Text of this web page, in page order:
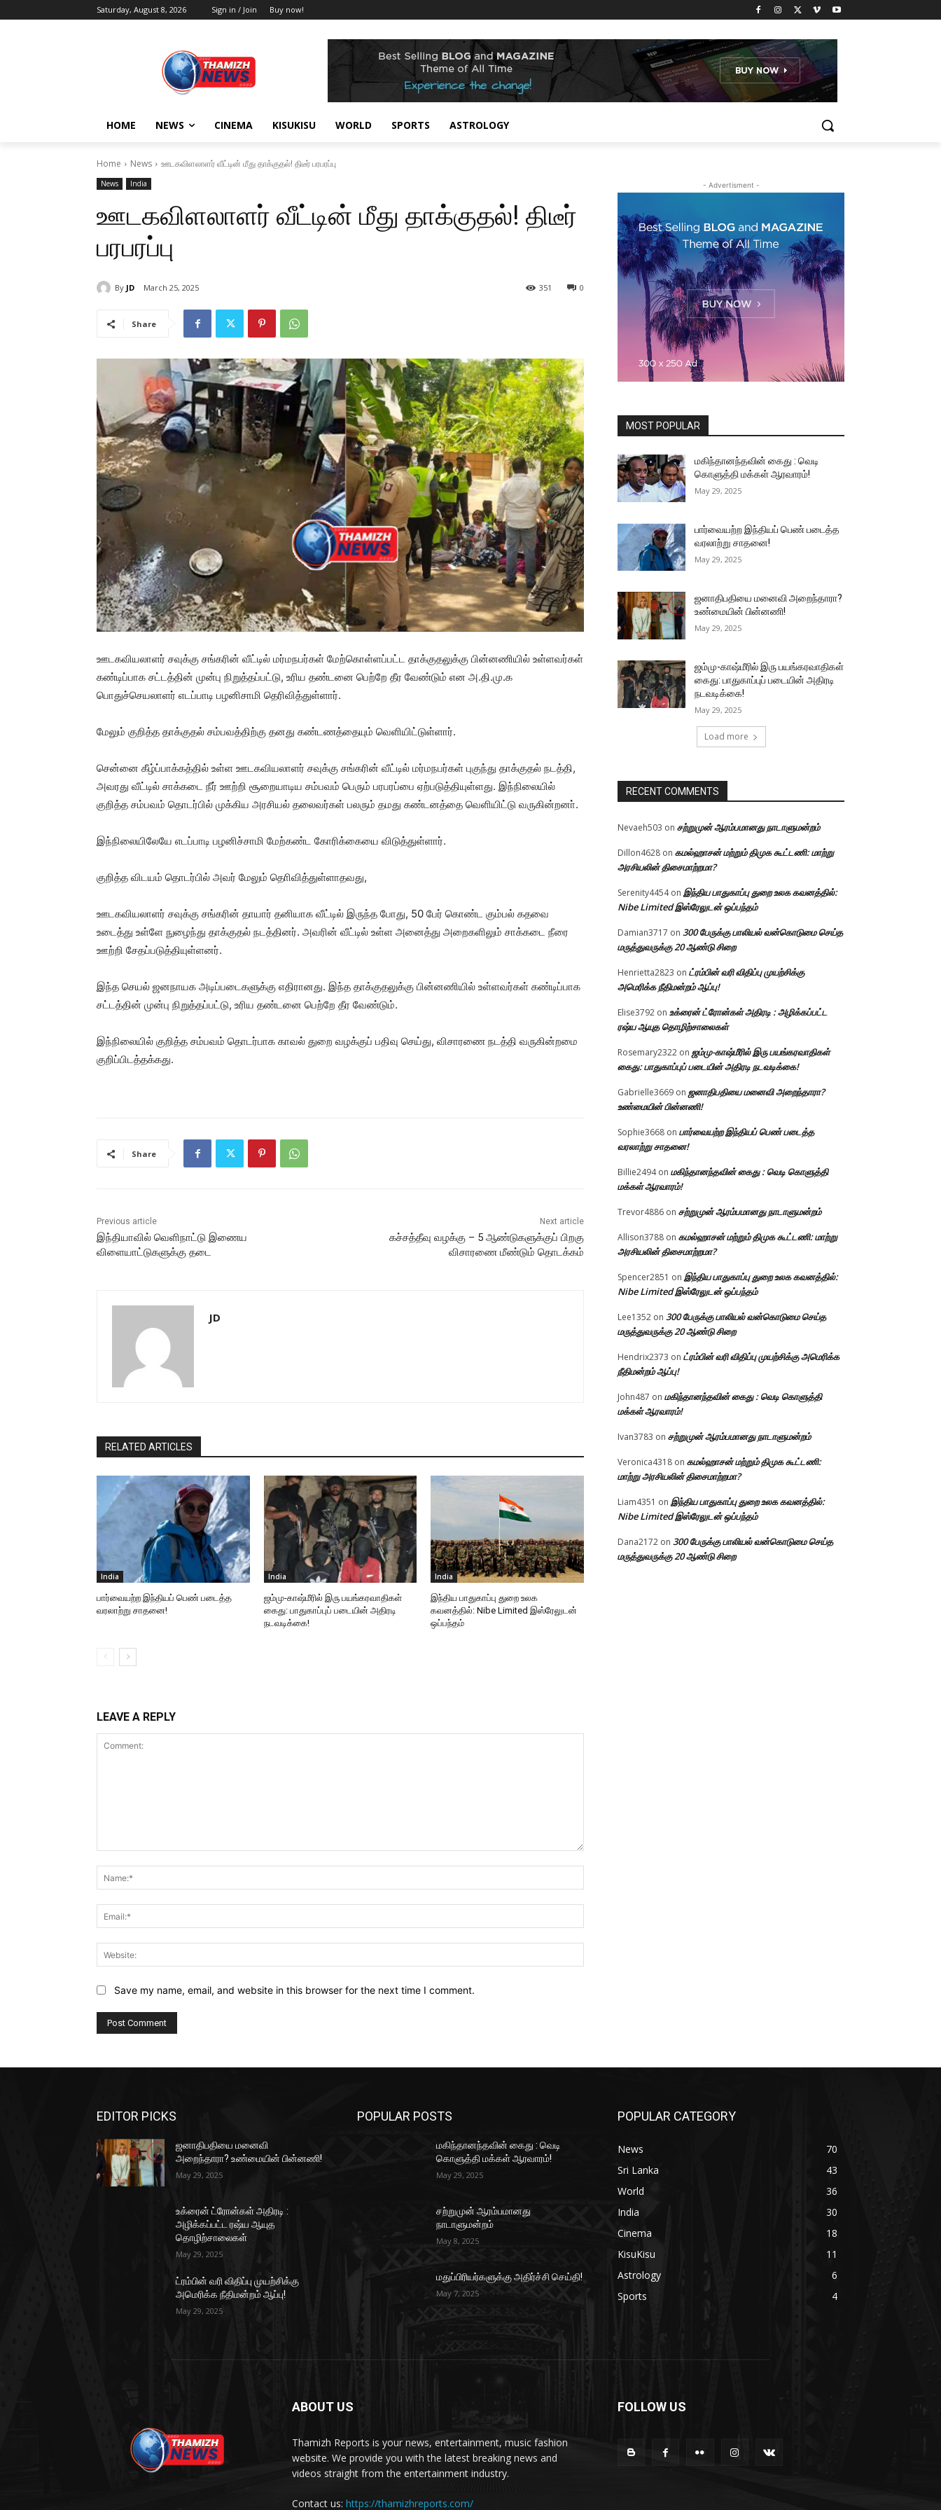
Saturday, August 8, 2026 Sign in / Join Buy now!
HOME NEWS CINEMA KISUKISU WORLD SPORTS ASTROLOGY
Home News ஊடகவிளலாளர் வீட்டின் மீது தாக்குதல்! திடீர் பரபரப்பு
News India
ஊடகவிளலாளர் வீட்டின் மீது தாக்குதல்! திடீர்
பரபரப்பு
By JD March 25, 2025 0
351
Share
ஊடகவியலாளர் சவுக்கு சங்கரின் வீட்டில் மர்மநபர்கள் மேற்கொள்ளப்பட்ட தாக்குதலுக்கு பின்னணியில் உள்ளவர்கள்
கண்டிப்பாக சட்டத்தின் முன்பு நிறுத்தப்பட்டு, உரிய தண்டனை பெற்றே தீர வேண்டும் என அ.தி.மு.க
பொதுச்செயலாளர் எடப்பாடி பழனிசாமி தெரிவித்துள்ளார்.
மேலும் குறித்த தாக்குதல் சம்பவத்திற்கு தனது கண்டணத்தையும் வெளியிட்டுள்ளார்.
சென்னை கீழ்ப்பாக்கத்தில் உள்ள ஊடகவியலாளர் சவுக்கு சங்கரின் வீட்டில் மர்மநபர்கள் புகுந்து தாக்குதல் நடத்தி,
அவரது வீட்டில் சாக்கடை நீர் ஊற்றி சூறையாடிய சம்பவம் பெரும் பரபரப்பை ஏற்படுத்தியுள்ளது. இந்நிலையில்
குறித்த சம்பவம் தொடர்பில் முக்கிய அரசியல் தலைவர்கள் பலரும் தமது கண்டனத்தை வெளியிட்டு வருகின்றனா்.
இந்நிலையிலேயே எடப்பாடி பழனிச்சாமி மேற்கண்ட கோரிக்கையை விடுத்துள்ளார்.
குறித்த விடயம் தொடர்பில் அவர் மேலும் தொிவித்துள்ளாதவது,
ஊடகவியலாளர் சவுக்கு சங்கரின் தாயார் தனியாக வீட்டில் இருந்த போது, 50 பேர் கொண்ட கும்பல் கதவை
உடைத்து உள்ளே நுழைந்து தாக்குதல் நடத்தினர். அவரின் வீட்டில் உள்ள அனைத்து அறைகளிலும் சாக்கடை நீரை
ஊற்றி சேதப்படுத்தியுள்ளனர்.
இந்த செயல் ஜனநாயக அடிப்படைகளுக்கு எதிரானது. இந்த தாக்குதலுக்கு பின்னணியில் உள்ளவர்கள் கண்டிப்பாக
சட்டத்தின் முன்பு நிறுத்தப்பட்டு, உரிய தண்டனை பெற்றே தீர வேண்டும்.
இந்நிலையில் குறித்த சம்பவம் தொடர்பாக காவல் துறை வழக்குப் பதிவு செய்து, விசாரணை நடத்தி வருகின்றமை
குறிப்பிடத்தக்கது.
Share
Previous article
இந்தியாவில் வெளிநாட்டு இணைய
விளையாட்டுகளுக்கு தடை
Next article
கச்சத்தீவு வழக்கு – 5 ஆண்டுகளுக்குப் பிறகு
விசாரணை மீண்டும் தொடக்கம்
JD
RELATED ARTICLES
India
பார்வையற்ற இந்தியப் பெண் படைத்த
வரலாற்று சாதனை!
India
ஜம்மு-காஷ்மீரில் இரு பயங்கரவாதிகள்
கைது: பாதுகாப்புப் படையின் அதிரடி
நடவடிக்கை!
India
இந்திய பாதுகாப்பு துறை உலக
கவனத்தில்: Nibe Limited இஸ்ரேலுடன்
ஒப்பந்தம்
LEAVE A REPLY
Save my name, email, and website in this browser for the next time I comment.
- Advertisment -
MOST POPULAR
மகிந்தானந்தவின் கைது : வெடி
கொளுத்தி மக்கள் ஆரவாரம்!
May 29, 2025
பார்வையற்ற இந்தியப் பெண் படைத்த
வரலாற்று சாதனை!
May 29, 2025
ஜனாதிபதியை மனைவி அறைந்தாரா?
உண்மையின் பின்னணி!
May 29, 2025
ஜம்மு-காஷ்மீரில் இரு பயங்கரவாதிகள்
கைது: பாதுகாப்புப் படையின் அதிரடி
நடவடிக்கை!
May 29, 2025
Load more
RECENT COMMENTS
Nevaeh503 on சற்றுமுன் ஆரம்பமானது நாடாளுமன்றம்
Dillon4628 on கமல்ஹாசன் மற்றும் திமுக கூட்டணி: மாற்று
அரசியலின் திசைமாற்றமா?
Serenity4454on இந்திய பாதுகாப்பு துறை உலக கவனத்தில்:
Nibe Limited இஸ்ரேலுடன் ஒப்பந்தம்
Damian3717 on 300 பேருக்கு பாலியல் வன்கொடுமை செய்த
மருத்துவருக்கு 20 ஆண்டு சிறை
Henrietta2823 on ட்ரம்பின் வரி விதிப்பு முயற்சிக்கு
அமெரிக்க நீதிமன்றம் ஆப்பு!
Elise3792 on உக்ரைன் ட்ரோன்கள் அதிரடி : அழிக்கப்பட்ட
ரஷ்ய ஆயுத தொழிற்சாலைகள்
Rosemary2322 on ஜம்மு-காஷ்மீரில் இரு பயங்கரவாதிகள்
கைது: பாதுகாப்புப் படையின் அதிரடி நடவடிக்கை!
Gabrielle3669 on ஜனாதிபதியை மனைவி அறைந்தாரா?
உண்மையின் பின்னணி!
Sophie3668 on பார்வையற்ற இந்தியப் பெண் படைத்த
வரலாற்று சாதனை!
Billie2494on மகிந்தானந்தவின் கைது : வெடி கொளுத்தி
மக்கள் ஆரவாரம்!
Trevor4886 on சற்றுமுன் ஆரம்பமானது நாடாளுமன்றம்
Allison3788 on கமல்ஹாசன் மற்றும் திமுக கூட்டணி: மாற்று
அரசியலின் திசைமாற்றமா?
Spencer2851 on இந்திய பாதுகாப்பு துறை உலக கவனத்தில்:
Nibe Limited இஸ்ரேலுடன் ஒப்பந்தம்
Lee1352 on 300 பேருக்கு பாலியல் வன்கொடுமை செய்த
மருத்துவருக்கு 20 ஆண்டு சிறை
Hendrix2373 on ட்ரம்பின் வரி விதிப்பு முயற்சிக்கு அமெரிக்க
நீதிமன்றம் ஆப்பு!
John487 on மகிந்தானந்தவின் கைது : வெடி கொளுத்தி
மக்கள் ஆரவாரம்!
Ivan3783 on சற்றுமுன் ஆரம்பமானது நாடாளுமன்றம்
Veronica4318 on கமல்ஹாசன் மற்றும் திமுக கூட்டணி:
மாற்று அரசியலின் திசைமாற்றமா?
Liam4351 on இந்திய பாதுகாப்பு துறை உலக கவனத்தில்:
Nibe Limited இஸ்ரேலுடன் ஒப்பந்தம்
Dana2172 on 300 பேருக்கு பாலியல் வன்கொடுமை செய்த
மருத்துவருக்கு 20 ஆண்டு சிறை
EDITOR PICKS
ஜனாதிபதியை மனைவி
அறைந்தாரா? உண்மையின் பின்னணி!
May 29, 2025
உக்ரைன் ட்ரோன்கள் அதிரடி :
அழிக்கப்பட்ட ரஷ்ய ஆயுத
தொழிற்சாலைகள்
May 29, 2025
ட்ரம்பின் வரி விதிப்பு முயற்சிக்கு
அமெரிக்க நீதிமன்றம் ஆப்பு!
May 29, 2025
POPULAR POSTS
மகிந்தானந்தவின் கைது : வெடி
கொளுத்தி மக்கள் ஆரவாரம்!
May 29, 2025
சற்றுமுன் ஆரம்பமானது
நாடாளுமன்றம்
May 8, 2025
மதுப்பிரியர்களுக்கு அதிர்ச்சி செய்தி!
May 7, 2025
POPULAR CATEGORY
News
70
Sri Lanka
43
World
36
India
30
Cinema
18
KisuKisu
11
Astrology
6
Sports
4
ABOUT US
Thamizh Reports is your news, entertainment, music fashion
website. We provide you with the latest breaking news and
videos straight from the entertainment industry.
Contact us: https://thamizhreports.com/
FOLLOW US